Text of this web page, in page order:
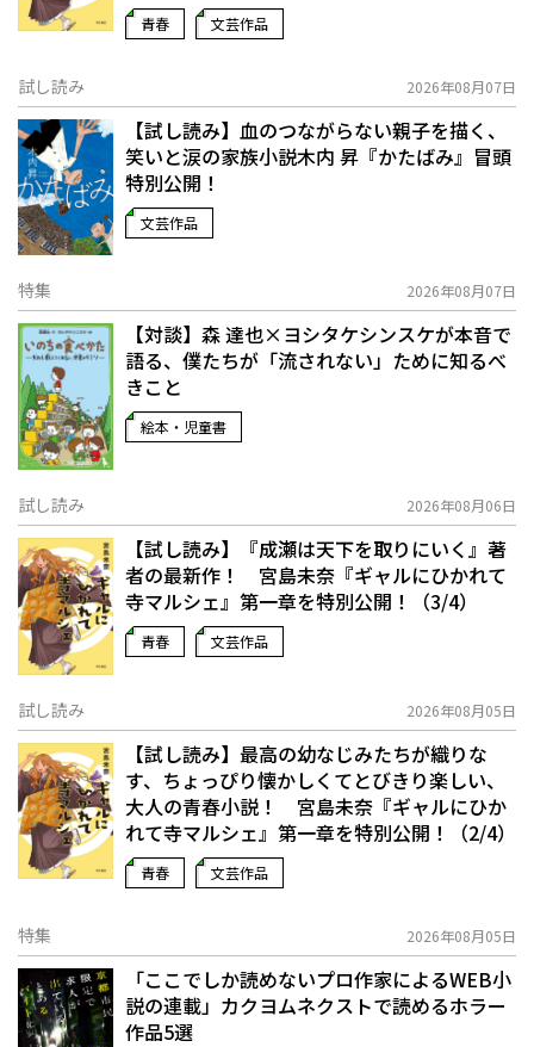
青春 文芸作品
試し読み 2026年08月07日
【試し読み】血のつながらない親子を描く、
笑いと涙の家族小説――木内 昇『かたばみ』冒頭
特別公開！
文芸作品
特集 2026年08月07日
【対談】森 達也×ヨシタケシンスケが本音で
語る、僕たちが「流されない」ために知るべ
きこと
絵本・児童書
試し読み 2026年08月06日
【試し読み】『成瀬は天下を取りにいく』著
者の最新作！ 宮島未奈『ギャルにひかれて
寺マルシェ』第一章を特別公開！（3/4）
青春 文芸作品
試し読み 2026年08月05日
【試し読み】最高の幼なじみたちが織りな
す、ちょっぴり懐かしくてとびきり楽しい、
大人の青春小説！ 宮島未奈『ギャルにひか
れて寺マルシェ』第一章を特別公開！（2/4）
青春 文芸作品
特集 2026年08月05日
「ここでしか読めないプロ作家によるWEB小
説の連載」――カクヨムネクストで読めるホラー
作品5選